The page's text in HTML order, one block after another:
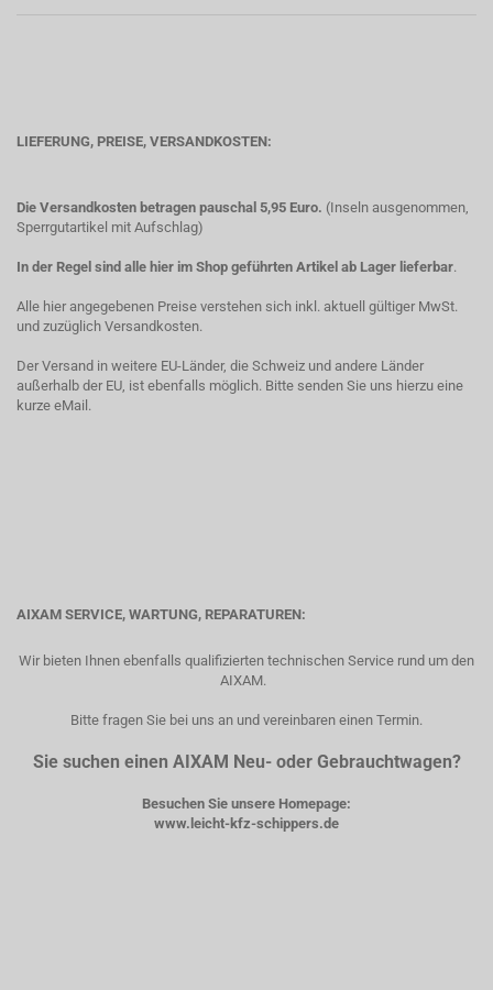
LIEFERUNG, PREISE, VERSANDKOSTEN:
Die Versandkosten betragen pauschal 5,95 Euro. (Inseln ausgenommen,
Sperrgutartikel mit Aufschlag)
In der Regel sind alle hier im Shop geführten Artikel ab Lager lieferbar.
Alle hier angegebenen Preise verstehen sich inkl. aktuell gültiger MwSt.
und zuzüglich Versandkosten.
Der Versand in weitere EU-Länder, die Schweiz und andere Länder
außerhalb der EU, ist ebenfalls möglich. Bitte senden Sie uns hierzu eine
kurze eMail.
AIXAM SERVICE, WARTUNG, REPARATUREN:
Wir bieten Ihnen ebenfalls qualifizierten technischen Service rund um den
AIXAM.
Bitte fragen Sie bei uns an und vereinbaren einen Termin.
Sie suchen einen AIXAM Neu- oder Gebrauchtwagen?
Besuchen Sie unsere Homepage:
www.leicht-kfz-schippers.de